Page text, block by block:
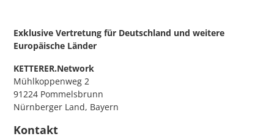
Exklusive Vertretung für Deutschland und weitere
Europäische Länder
KETTERER.Network
Mühlkoppenweg 2
91224 Pommelsbrunn
Nürnberger Land, Bayern
Kontakt